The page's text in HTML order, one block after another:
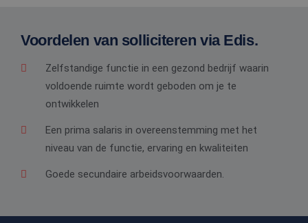
Voordelen van solliciteren via Edis.
Zelfstandige functie in een gezond bedrijf waarin
voldoende ruimte wordt geboden om je te
ontwikkelen
Een prima salaris in overeenstemming met het
niveau van de functie, ervaring en kwaliteiten
Goede secundaire arbeidsvoorwaarden.